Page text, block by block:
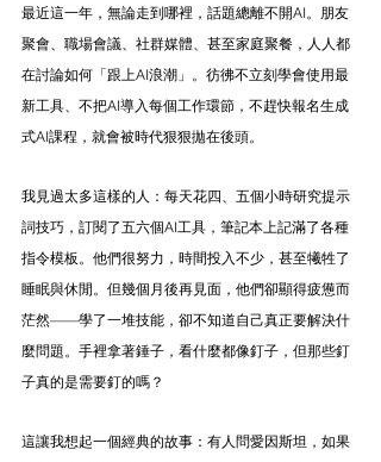
最近這一年，無論走到哪裡，話題總離不開AI。朋友
聚會、職場會議、社群媒體、甚至家庭聚餐，人人都
在討論如何「跟上AI浪潮」。彷彿不立刻學會使用最
新工具、不把AI導入每個工作環節，不趕快報名生成
式AI課程，就會被時代狠狠拋在後頭。
我見過太多這樣的人：每天花四、五個小時研究提示
詞技巧，訂閱了五六個AI工具，筆記本上記滿了各種
指令模板。他們很努力，時間投入不少，甚至犧牲了
睡眠與休閒。但幾個月後再見面，他們卻顯得疲憊而
茫然——學了一堆技能，卻不知道自己真正要解決什
麼問題。手裡拿著錘子，看什麼都像釘子，但那些釘
子真的是需要釘的嗎？
這讓我想起一個經典的故事：有人問愛因斯坦，如果